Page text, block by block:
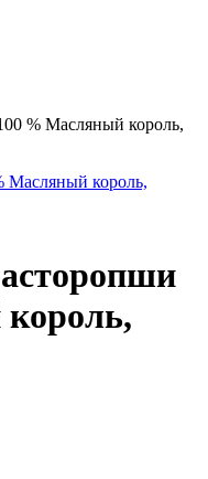
% Масляный король,